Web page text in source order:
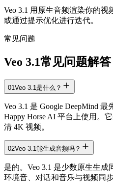
Veo 3.1 用原生音频渲染你的视
或通过提示优化进行迭代。
常见问题
Veo 3.1常见问题解答
01Veo 3.1是什么？
Veo 3.1 是 Google DeepMind
Happy Horse AI 平台上使用。
清 4K 视频。
02Veo 3.1能生成音频吗？
是的。Veo 3.1 是少数原生生成
环境音、对话和音乐与视频同